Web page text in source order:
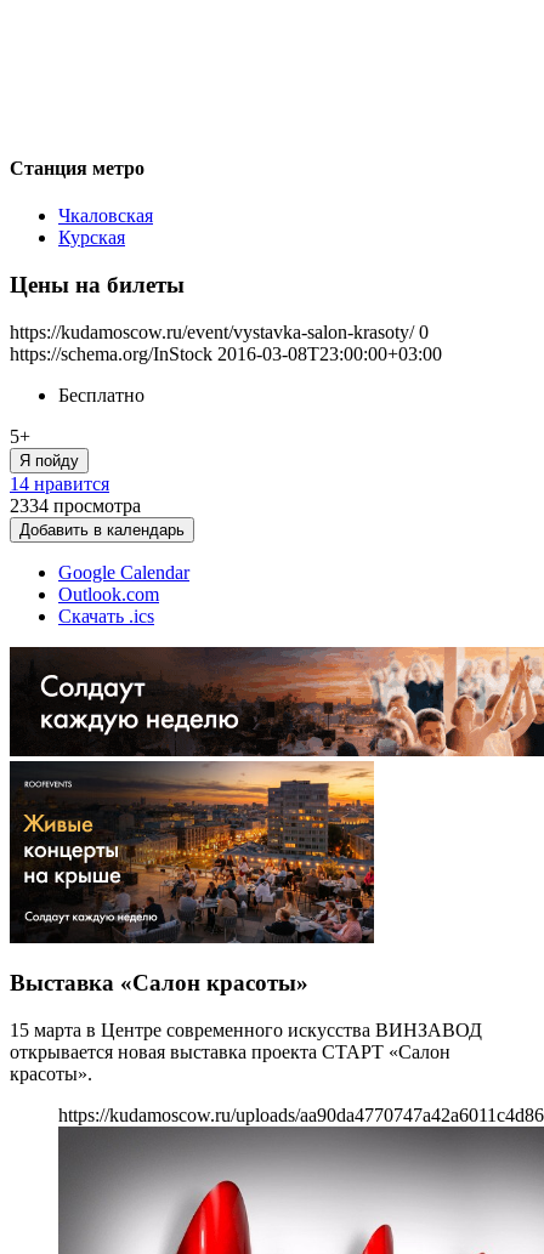
Станция метро
Чкаловская
Курская
Цены на билеты
https://kudamoscow.ru/event/vystavka-salon-krasoty/ 0
https://schema.org/InStock 2016-03-08T23:00:00+03:00
Бесплатно
5+
Я пойду
14 нравится
2334 просмотра
Добавить в календарь
Google Calendar
Outlook.com
Скачать .ics
Выставка «Салон красоты»
15 марта в Центре современного искусства ВИНЗАВОД
открывается новая выставка проекта СТАРТ «Салон
красоты».
https://kudamoscow.ru/uploads/